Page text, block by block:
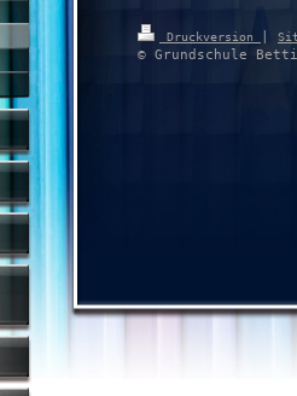
Druckversion
© Grundschule